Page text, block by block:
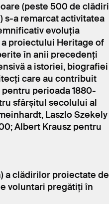
(peste 500 de clădiri
s-a remarcat activitatea
evoluția
proiectului Heritage of
în anii precedenți
a istoriei, biografiei
care au contribuit
perioada 1880-
sfârșitul secolului al
Laszlo Szekely
Albert Krausz pentru
a clădirilor proiectate de
voluntari pregătiți în